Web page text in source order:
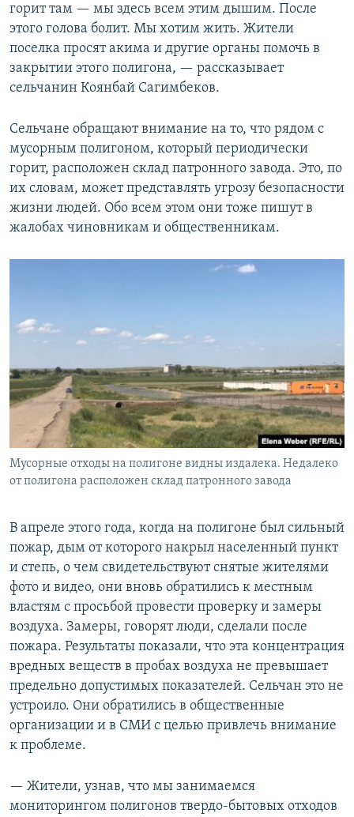
горит там — мы здесь всем этим дышим. После
этого голова болит. Мы хотим жить. Жители
поселка просят акима и другие органы помочь в
закрытии этого полигона, — рассказывает
сельчанин Коянбай Сагимбеков.
Сельчане обращают внимание на то, что рядом с
мусорным полигоном, который периодически
горит, расположен склад патронного завода. Это, по
их словам, может представлять угрозу безопасности
жизни людей. Обо всем этом они тоже пишут в
жалобах чиновникам и общественникам.
Мусорные отходы на полигоне видны издалека. Недалеко
от полигона расположен склад патронного завода
В апреле этого года, когда на полигоне был сильный
пожар, дым от которого накрыл населенный пункт
и степь, о чем свидетельствуют снятые жителями
фото и видео, они вновь обратились к местным
властям с просьбой провести проверку и замеры
воздуха. Замеры, говорят люди, сделали после
пожара. Результаты показали, что эта концентрация
вредных веществ в пробах воздуха не превышает
предельно допустимых показателей. Сельчан это не
устроило. Они обратились в общественные
организации и в СМИ с целью привлечь внимание
к проблеме.
— Жители, узнав, что мы занимаемся
мониторингом полигонов твердо-бытовых отходов